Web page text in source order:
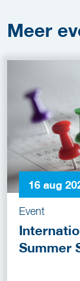
Meer
16 aug
Event
Summer